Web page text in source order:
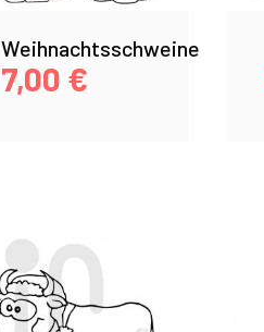
Weihnachtsschweine
7,00 €